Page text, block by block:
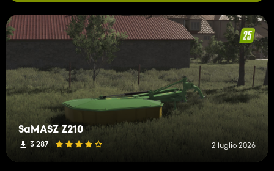
SaMASZ Z210
3 287 2 luglio 2026